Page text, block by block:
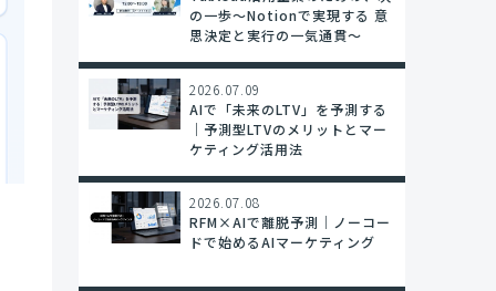
の一歩〜Notionで実現する 意
思決定と実行の一気通貫～
2026.07.09
AIで「未来のLTV」を予測する
｜予測型LTVのメリットとマー
ケティング活用法
2026.07.08
RFM×AIで離脱予測｜ノーコー
ドで始めるAIマーケティング